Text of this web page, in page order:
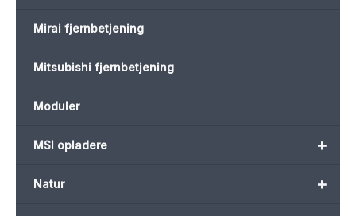
Mirai fjernbetjening
Mitsubishi fjernbetjening
Moduler
+
MSI opladere
+
Natur